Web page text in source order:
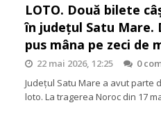
LOTO. Două bilete
în județul Satu Mare.
pus mâna pe zeci de
22 mai 2026, 12:25
0
Județul Satu Mare a avut parte
loto. La tragerea Noroc din 17